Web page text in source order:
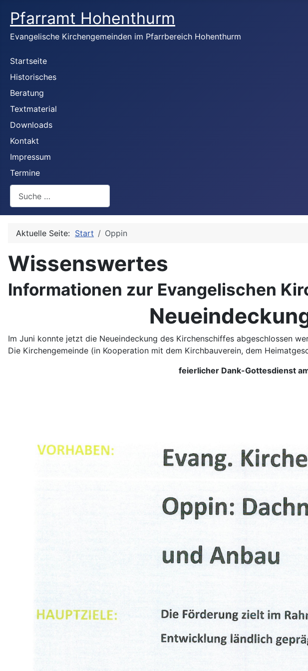
Pfarramt Hohenthurm
Evangelische Kirchengemeinden im Pfarrbereich Hohenthurm
Startseite
Historisches
Beratung
Textmaterial
Downloads
Kontakt
Impressum
Termine
Aktuelle Seite: Start Oppin
Wissenswertes
Informationen zur Evangelischen
Im Juni konnte jetzt die Neueindeckung des Kirchenschiffes abgeschlossen
Die Kirchengemeinde (in Kooperation mit dem Kirchbauverein, dem
feierlicher Dank-Gottesdienst